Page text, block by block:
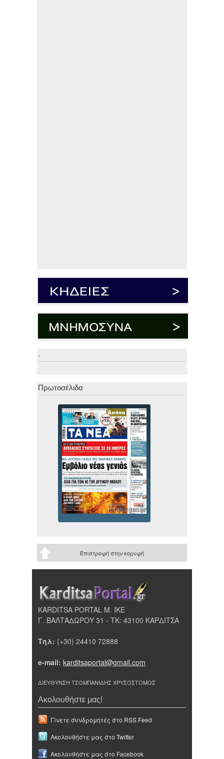
.
.
Πρωτοσέλιδα
Επιστροφή στην κορυφή
KARDITSA PORTAL Μ. ΙΚΕ
Γ. ΒΑΛΤΑΔΩΡΟΥ 31 - ΤΚ: 43100 ΚΑΡΔΙΤΣΑ
Τηλ: (+30) 24410 72888
e-mail: karditsaportal@gmail.com
ΔΙΕΥΘΥΝΣΗ ΤΣΟΜΠΑΝΙΔΗΣ ΧΡΥΣΟΣΤΟΜΟΣ
Ακολουθήστε μας!
Γίνετε συνδρομητές στο RSS Feed
Ακολουθήστε μας στο Twitter
Ακολουθήστε μας στο Facebook